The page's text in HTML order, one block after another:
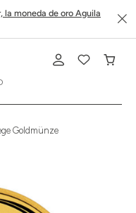
la moneda de oro Aguila
Goldmünze